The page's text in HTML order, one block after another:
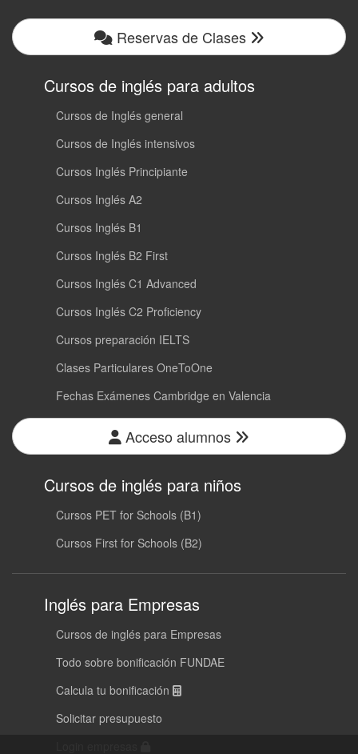
Reservas de Clases
Cursos de inglés para adultos
Cursos de Inglés general
Cursos de Inglés intensivos
Cursos Inglés Principiante
Cursos Inglés A2
Cursos Inglés B1
Cursos Inglés B2 First
Cursos Inglés C1 Advanced
Cursos Inglés C2 Proficiency
Cursos preparación IELTS
Clases Particulares OneToOne
Fechas Exámenes Cambridge en Valencia
Acceso alumnos
Cursos de inglés para niños
Cursos PET for Schools (B1)
Cursos First for Schools (B2)
Inglés para Empresas
Cursos de inglés para Empresas
Todo sobre bonificación FUNDAE
Calcula tu bonificación
Solicitar presupuesto